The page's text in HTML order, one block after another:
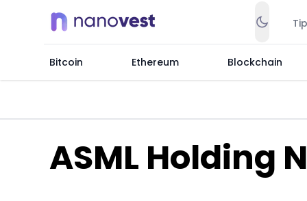
Bitcoin Ethereum Blockchain
ASML Holding